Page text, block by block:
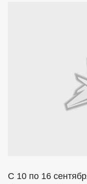
С 10 по 16